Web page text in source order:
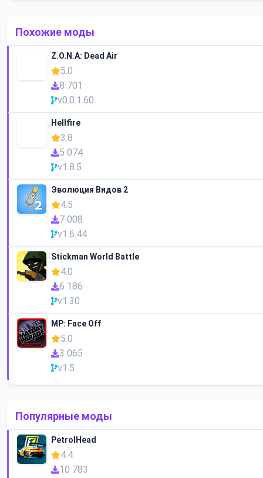
Похожие моды
Z.O.N.A: Dead Air
5.0
8 701
v0.0.1.60
Hellfire
3.8
5 074
v1.8.5
Эволюция Видов 2
4.5
7 008
v1.6.44
Stickman World Battle
4.0
6 186
v1.30
MP: Face Off
5.0
3 065
v1.5
Популярные моды
PetrolHead
4.4
10 783